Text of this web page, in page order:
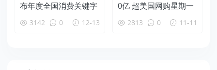
布年度全国消费关键字
3142 0 12-13
0亿 超美国网购星期一
2813 0 11-11